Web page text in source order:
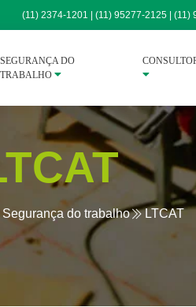
(11) 2374-1201 | (11) 95277-2125 |
SEGURANÇA DO
TRABALHO
Segurança do trabalho LTCAT